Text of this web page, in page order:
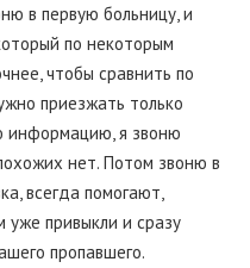
в первую больницу, и
по некоторым
чтобы сравнить по
приезжать только
информацию, я звоню
нет. Потом звоню в
всегда помогают,
уже привыкли и сразу
пропавшего.